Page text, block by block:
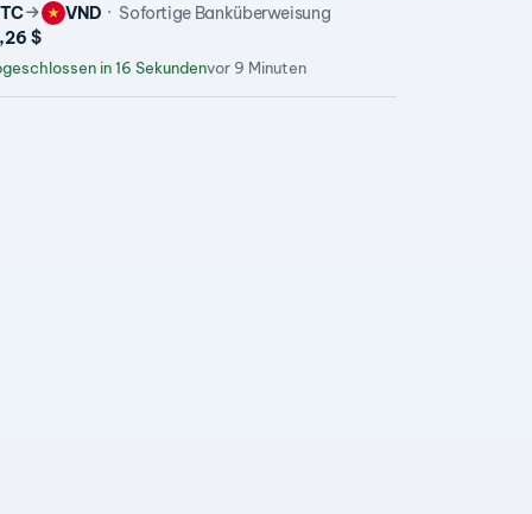
VND
Sofortige Banküberweisung
$
in 16 Sekundenvor 9 Minuten